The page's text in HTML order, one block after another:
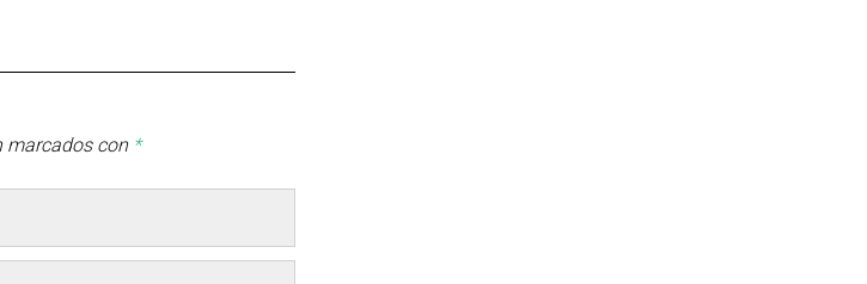
marcados con *